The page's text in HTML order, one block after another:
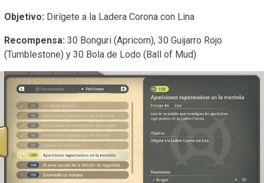
Objetivo: Dirígete a la Ladera Corona con Lina
Recompensa: 30 Bonguri (Apricorn), 30 Guijarro Rojo
(Tumblestone) y 30 Bola de Lodo (Ball of Mud)